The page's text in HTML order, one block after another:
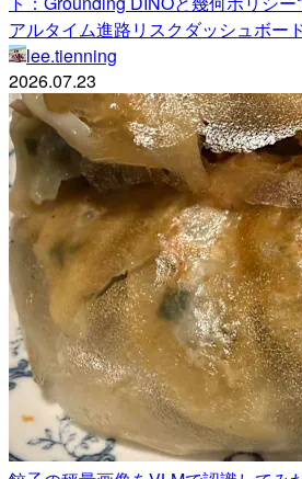
アルタイム進路リスクダッシュボー
lee.tienning
2026.07.23